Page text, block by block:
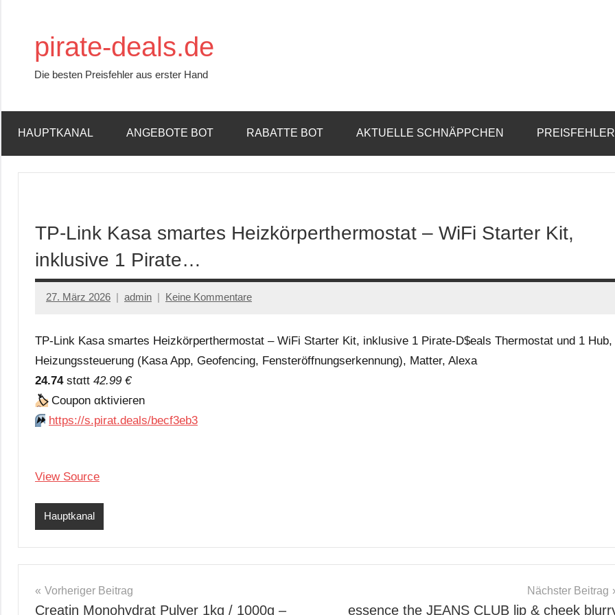
springenpirate-deals.de
Die besten Preisfehler aus erster Hand
HAUPTKANAL ANGEBOTE BOT RABATTE BOT AKTUELLE SCHNÄPPCHEN
TP-Link Kasa smartes Heizkörperthermostat – WiFi Starter Kit,
inklusive 1 Pirate…
27. März 2026 admin Keine Kommentare
TP-Link Kasa smartes Heizkörperthermostat – WiFi Starter Kit, inklusive 1 Pirate-D$eals Thermostat und 1 Hub,
Heizungssteuerung (Kasa App, Geofencing, Fensteröffnungserkennung), Matter, Alexa
24.74stαtt 42.99 €
🏷Сοuрοn αktiviегеn
⏩️ https://s.pirat.deals/becf3eb3
View Source
Hauptkanal
Beitragsnavigation
Vorheriger Beitrag
Creatin Monohydrat Pulver 1kg / 1000g –
Nächster Beitrag
essence the JEANS CLUB lip & cheek